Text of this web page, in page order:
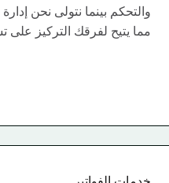
والتحكم بينما نتولى نحن إدارة
مما يتيح لفرقك التركيز على